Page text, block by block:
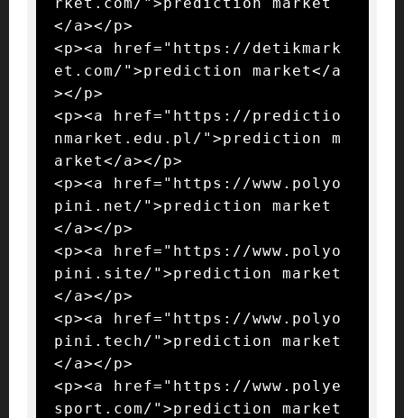
</a></p>
<p><a href="https://detikmark
et.com/">prediction market</a
></p>
<p><a href="https://predictio
nmarket.edu.pl/">prediction m
arket</a></p>
<p><a href="https://www.polyo
pini.net/">prediction market
</a></p>
<p><a href="https://www.polyo
pini.site/">prediction market
</a></p>
<p><a href="https://www.polyo
pini.tech/">prediction market
</a></p>
<p><a href="https://www.polye
sport.com/">prediction market